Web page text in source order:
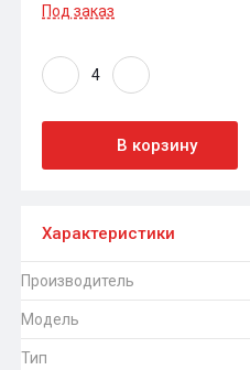
Под заказ
В корзину
Характеристики
Производитель
Модель
Тип